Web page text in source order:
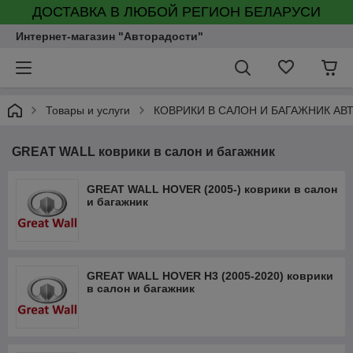
ДОСТАВКА В ЛЮБОЙ РЕГИОН БЕЛАРУСИ
Интернет-магазин "Авторадости"
Товары и услуги КОВРИКИ В САЛОН И БАГАЖНИК
GREAT WALL коврики в салон и багажник
GREAT WALL HOVER (2005-) коврики в салон
и багажник
GREAT WALL HOVER H3 (2005-2020) коврики
в салон и багажник